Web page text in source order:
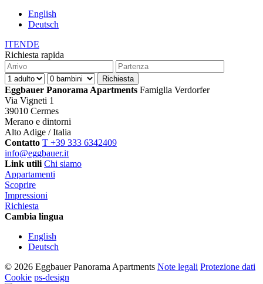
English
Deutsch
ITENDE
Richiesta rapida
Eggbauer Panorama Apartments Famiglia Verdorfer
Via Vigneti 1
39010 Cermes
Merano e dintorni
Alto Adige / Italia
Contatto T +39 333 6342409
info@eggbauer.it
Link utili Chi siamo
Appartamenti
Scoprire
Impressioni
Richiesta
Cambia lingua
English
Deutsch
© 2026 Eggbauer Panorama Apartments Note legali Protezione dati
Cookie ps-design